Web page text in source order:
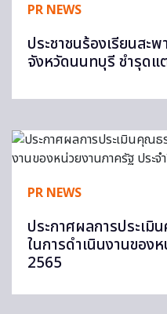
PR NEWS
ประชาชนร้องเรียนสะ
จังหวัดนนทบุรี​ ชำรุดแ
PR NEWS
ประกาศผลการประเมิ
ในการดำเนินงานของ
2565